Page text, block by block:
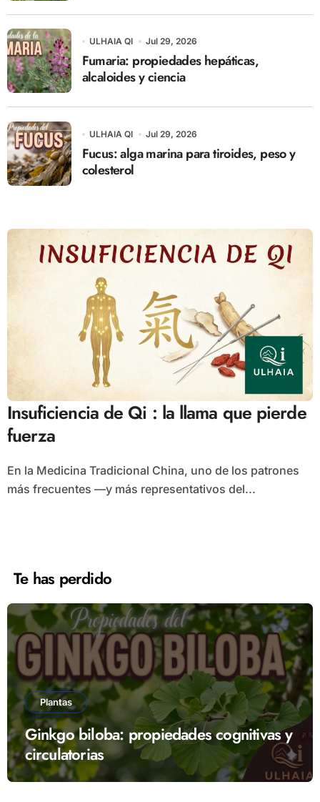
ULHAIA QI Jul 29, 2026
Fumaria: propiedades hepáticas,
alcaloides y ciencia
ULHAIA QI Jul 29, 2026
Fucus: alga marina para tiroides, peso y
colesterol
Insuficiencia de Qi : la llama que pierde
fuerza
En la Medicina Tradicional China, uno de los patrones
más frecuentes —y más representativos del...
Te has perdido
Plantas
Ginkgo biloba: propiedades cognitivas y
circulatorias